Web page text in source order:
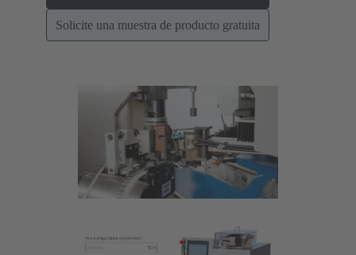
Solicite una muestra de producto gratuita